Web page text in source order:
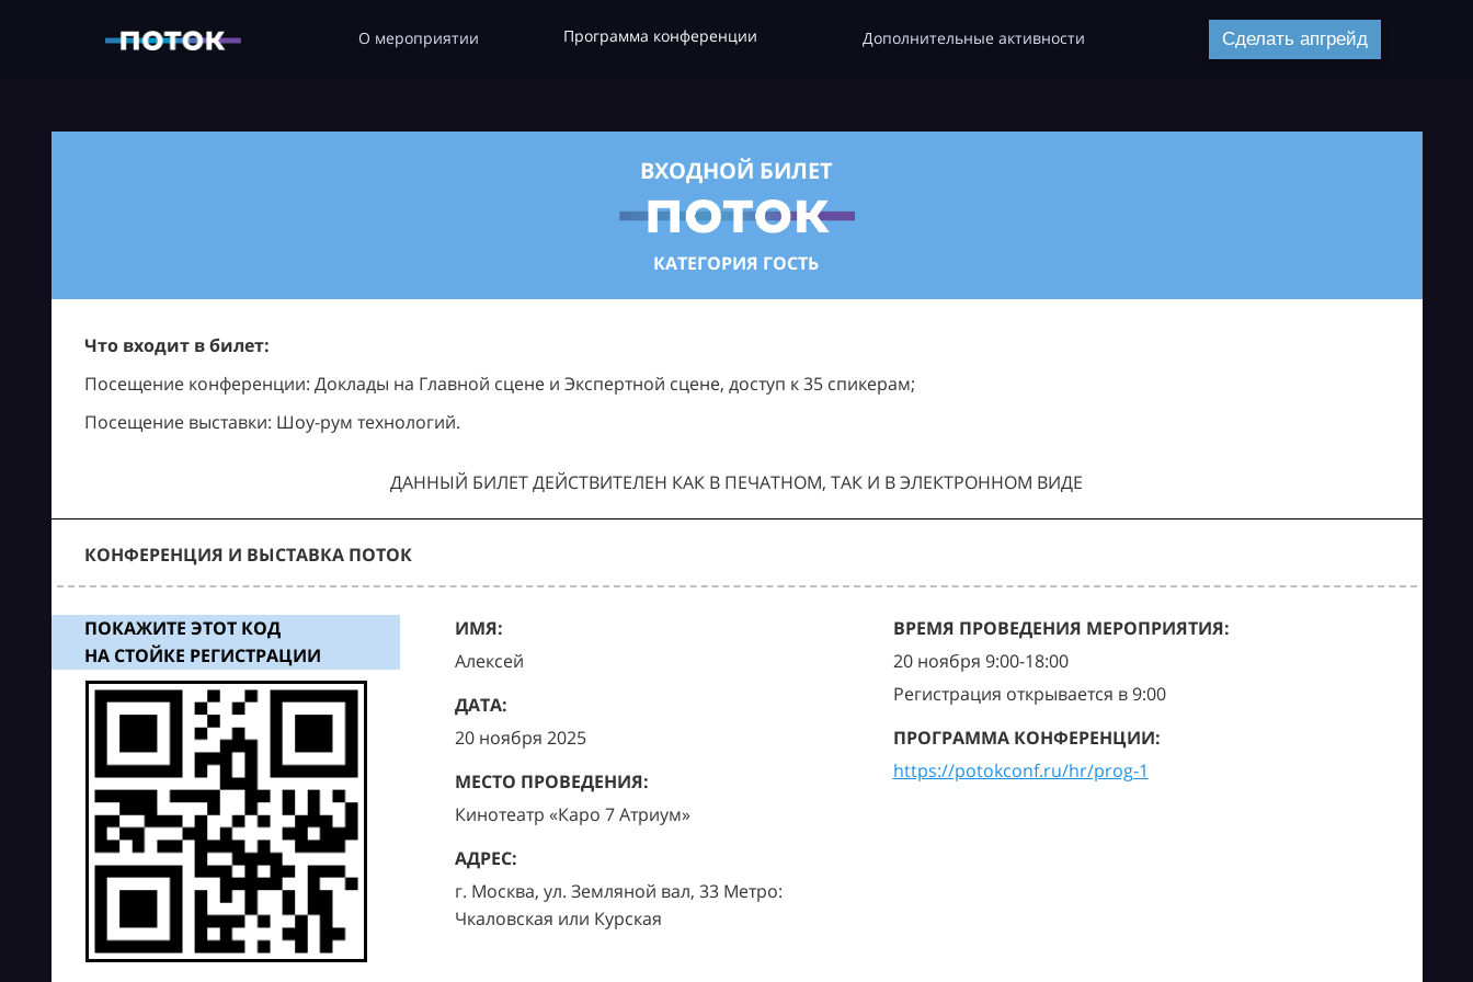
О мероприятии Программа конференции Дополнительные активности Сделать апгрейд
ВХОДНОЙ БИЛЕТ
КАТЕГОРИЯ ГОСТЬ
Что входит в билет:
Посещение конференции: Доклады на Главной сцене и Экспертной сцене, доступ к 35 спикерам;
Посещение выставки: Шоу-рум технологий.
ДАННЫЙ БИЛЕТ ДЕЙСТВИТЕЛЕН КАК В ПЕЧАТНОМ, ТАК И В ЭЛЕКТРОННОМ ВИДЕ
КОНФЕРЕНЦИЯ И ВЫСТАВКА ПОТОК
ПОКАЖИТЕ ЭТОТ КОД
НА СТОЙКЕ РЕГИСТРАЦИИ
ИМЯ:
Алексей
ДАТА:
20 ноября 2025
МЕСТО ПРОВЕДЕНИЯ:
Кинотеатр «Каро 7 Атриум»
АДРЕС:
г. Москва, ул. Земляной вал, 33 Метро:
Чкаловская или Курская
ВРЕМЯ ПРОВЕДЕНИЯ МЕРОПРИЯТИЯ:
20 ноября 9:00-18:00
Регистрация открывается в 9:00
ПРОГРАММА КОНФЕРЕНЦИИ:
https://potokconf.ru/hr/prog-1